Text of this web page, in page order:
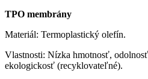
TPO membrány
Materiál: Termoplastický olefín.
Vlastnosti: Nízka hmotnosť,
ekologickosť (recyklovateľné).